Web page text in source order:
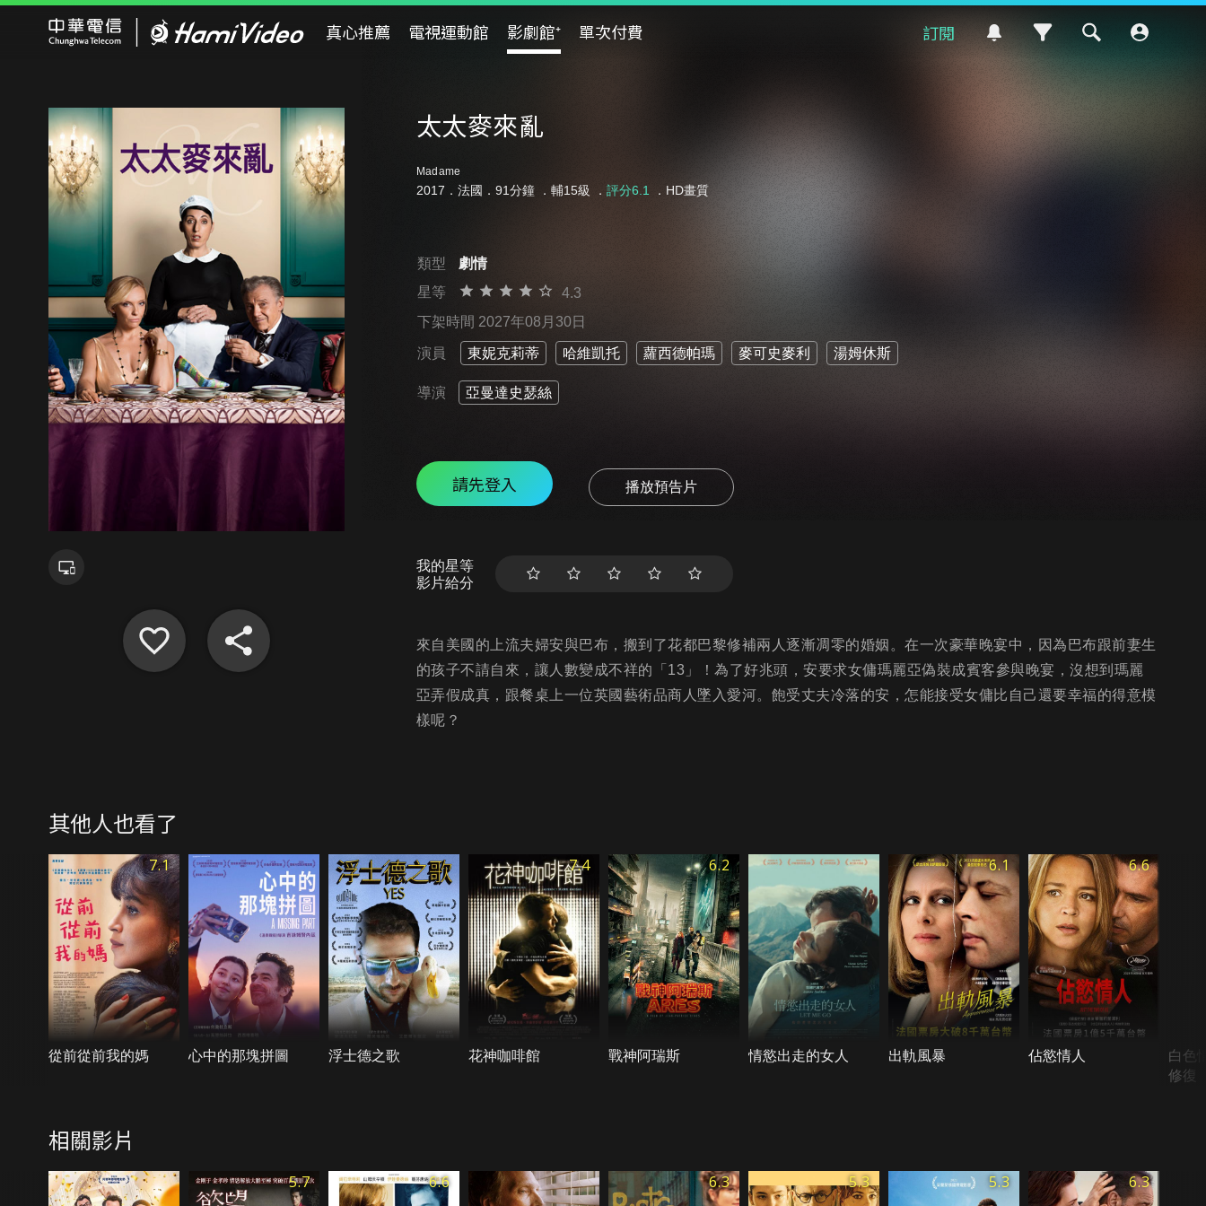
真心推薦 電視運動館 影劇館⁺ 單次付費 訂閱
太太麥來亂
Madame
2017．法國．91分鐘 ． 輔15級 ． 評分6.1 ．HD畫質
類型
劇情
星等
4.3
下架時間 2027年08月30日
演員 東妮克莉蒂 哈維凱托 蘿西德帕瑪 麥可史麥利 湯姆休斯
導演 亞曼達史瑟絲
請先登入 播放預告片
我的星等
影片給分
來自美國的上流夫婦安與巴布，搬到了花都巴黎修補兩人逐漸凋零的婚姻。在一次豪華晚宴中，因為巴布跟前妻生
的孩子不請自來，讓人數變成不祥的「13」！為了好兆頭，安要求女傭瑪麗亞偽裝成賓客參與晚宴，沒想到瑪麗
亞弄假成真，跟餐桌上一位英國藝術品商人墜入愛河。飽受丈夫冷落的安，怎能接受女傭比自己還要幸福的得意模
樣呢？
其他人也看了
7.1
從前從前我的媽 心中的那塊拼圖 浮士德之歌
7.4
花神咖啡館
6.2
戰神阿瑞斯 情慾出走的女人
6.1
出軌風暴
6.6
佔慾情人
白色
修復
相關影片
5.7 6.6 6.3 5.3 5.3 6.3